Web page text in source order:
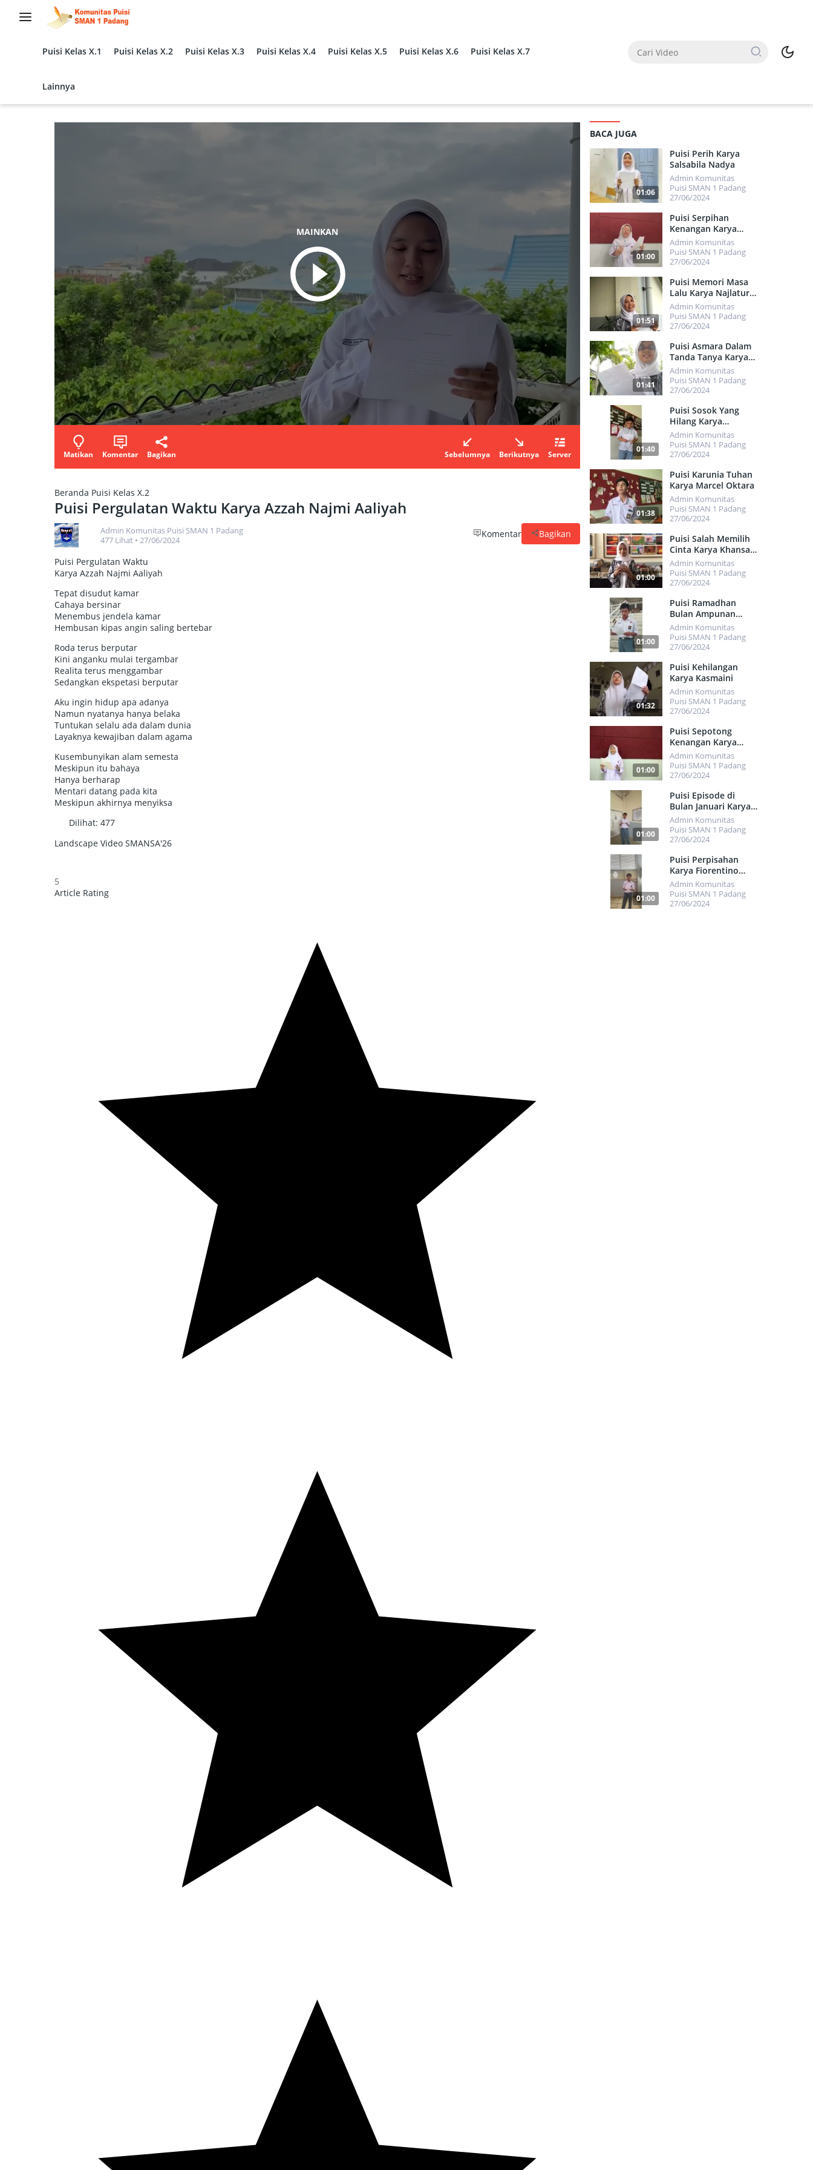
Puisi Kelas X.1
Puisi Kelas X.2 Puisi Kelas X.3 Puisi Kelas X.4 Puisi Kelas X.5 Puisi Kelas X.6 Puisi Kelas X.7
Lainnya
MAINKAN
Matikan Komentar Bagikan Sebelumnya Berikutnya Server
Beranda Puisi Kelas X.2
Puisi Pergulatan Waktu Karya Azzah Najmi Aaliyah
Admin Komunitas Puisi SMAN 1 Padang
477 Lihat • 27/06/2024
Komentar Bagikan
Puisi Pergulatan Waktu
Karya Azzah Najmi Aaliyah
Tepat disudut kamar
Cahaya bersinar
Menembus jendela kamar
Hembusan kipas angin saling bertebar
Roda terus berputar
Kini anganku mulai tergambar
Realita terus menggambar
Sedangkan ekspetasi berputar
Aku ingin hidup apa adanya
Namun nyatanya hanya belaka
Tuntukan selalu ada dalam dunia
Layaknya kewajiban dalam agama
Kusembunyikan alam semesta
Meskipun itu bahaya
Hanya berharap
Mentari datang pada kita
Meskipun akhirnya menyiksa
Dilihat: 477
Landscape Video SMANSA'26
5
Article Rating
BACA JUGA
1439
01:06
Puisi Perih Karya
Salsabila Nadya
Admin Komunitas
Puisi SMAN 1 Padang
27/06/2024
477
01:00
Puisi Serpihan
Kenangan Karya
Rafeiva Asila
Zamrosa
Admin Komunitas
Puisi SMAN 1 Padang
27/06/2024
472
01:51
Puisi Memori Masa
Lalu Karya Najlatur
Risky
Admin Komunitas
Puisi SMAN 1 Padang
27/06/2024
484
01:41
Puisi Asmara Dalam
Tanda Tanya Karya
Nabila Syifa Arafah
Admin Komunitas
Puisi SMAN 1 Padang
27/06/2024
530
01:40
Puisi Sosok Yang
Hilang Karya
Muhammad Hafizh
Aldefti
Admin Komunitas
Puisi SMAN 1 Padang
27/06/2024
486
01:38
Puisi Karunia Tuhan
Karya Marcel Oktara
Admin Komunitas
Puisi SMAN 1 Padang
27/06/2024
464
01:00
Puisi Salah Memilih
Cinta Karya Khansa
Putri
Admin Komunitas
Puisi SMAN 1 Padang
27/06/2024
464
01:00
Puisi Ramadhan
Bulan Ampunan
Karya Kevin
Ramadhan
Admin Komunitas
Puisi SMAN 1 Padang
27/06/2024
437
01:32
Puisi Kehilangan
Karya Kasmaini
Admin Komunitas
Puisi SMAN 1 Padang
27/06/2024
441
01:00
Puisi Sepotong
Kenangan Karya
Ivana Putri Aldyen
Admin Komunitas
Puisi SMAN 1 Padang
27/06/2024
434
01:00
Puisi Episode di
Bulan Januari Karya
Imam Luthvi
Burahim
Admin Komunitas
Puisi SMAN 1 Padang
27/06/2024
01:00
Puisi Perpisahan
Karya Fiorentino
Ananta
Admin Komunitas
Puisi SMAN 1 Padang
27/06/2024